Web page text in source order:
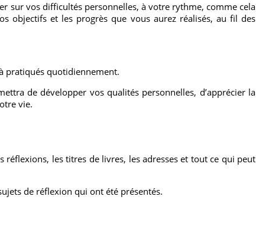
sur vos difficultés personnelles, à votre rythme, comme cela
objectifs et les progrès que vous aurez réalisés, au fil des
pratiqués quotidiennement.
de développer vos qualités personnelles, d’apprécier la
vie.
réflexions, les titres de livres, les adresses et tout ce qui peut
de réflexion qui ont été présentés.